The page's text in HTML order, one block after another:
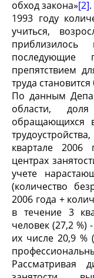
обход закона»[2]
1993 году
учиться,
препятствием
труда
По данным
области,
обращающихся
квартале
центрах
учете
(количество
2006 года +
в течение 3
человек (27,2 %)
их числе 20,9 %
Рассматривая